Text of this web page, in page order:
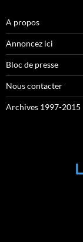
A propos
Annoncez ici
Bloc de presse
Nous contacter
Archives 1997-2015